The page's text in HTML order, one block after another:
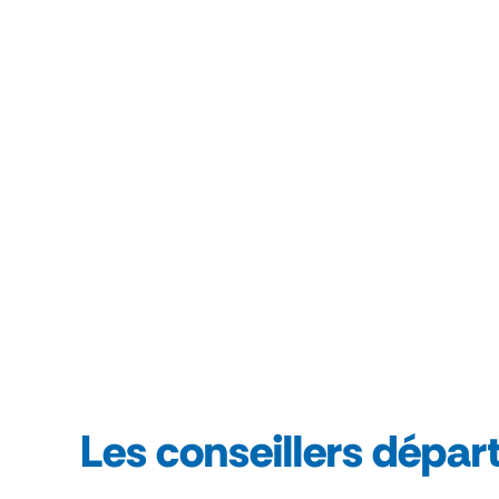
Les conseillers